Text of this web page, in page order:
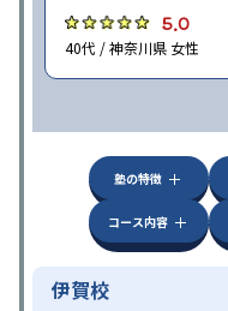
5.0
40代 / 神奈川県 女性
塾の特徴
コース内容
伊賀校